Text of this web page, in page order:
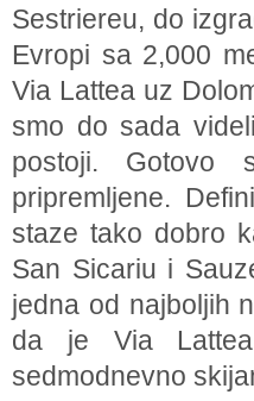
Sestriereu, do
Evropi sa 2,000
Via Lattea uz
smo do sada
postoji. Gotovo
pripremljene.
staze tako dobro
San Sicariu i
jedna od najboljih
da je Via
sedmodnevno